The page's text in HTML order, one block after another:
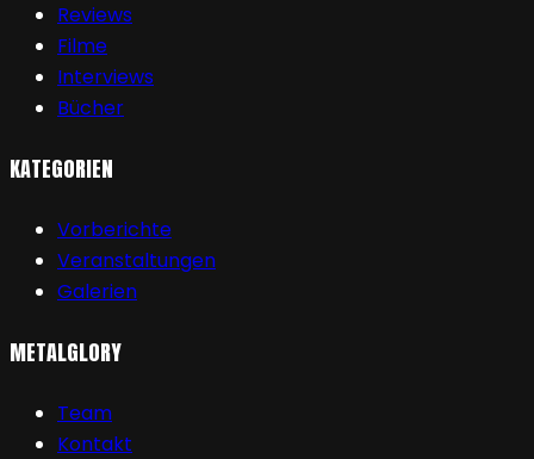
Reviews
Filme
Interviews
Bücher
KATEGORIEN
Vorberichte
Veranstaltungen
Galerien
METALGLORY
Team
Kontakt